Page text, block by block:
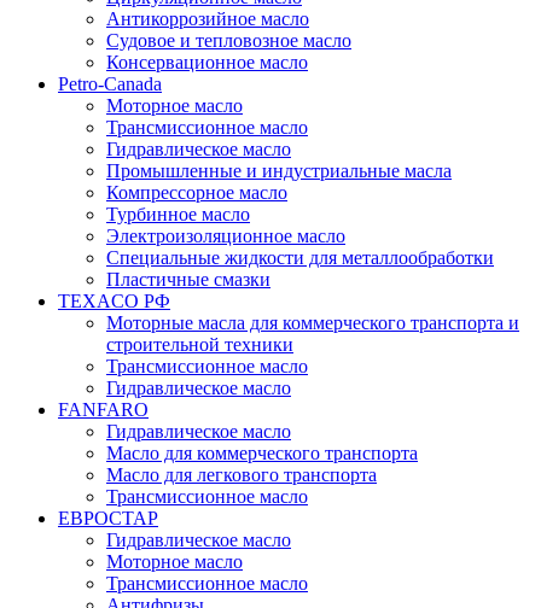
Антикоррозийное масло
Судовое и тепловозное масло
Консервационное масло
Petro-Canada
Моторное масло
Трансмиссионное масло
Гидравлическое масло
Промышленные и индустриальные масла
Компрессорное масло
Турбинное масло
Электроизоляционное масло
Специальные жидкости для металлообработки
Пластичные смазки
TEXACO РФ
Моторные масла для коммерческого транспорта и
строительной техники
Трансмиссионное масло
Гидравлическое масло
FANFARO
Гидравлическое масло
Масло для коммерческого транспорта
Масло для легкового транспорта
Трансмиссионное масло
ЕВРОСТАР
Гидравлическое масло
Моторное масло
Трансмиссионное масло